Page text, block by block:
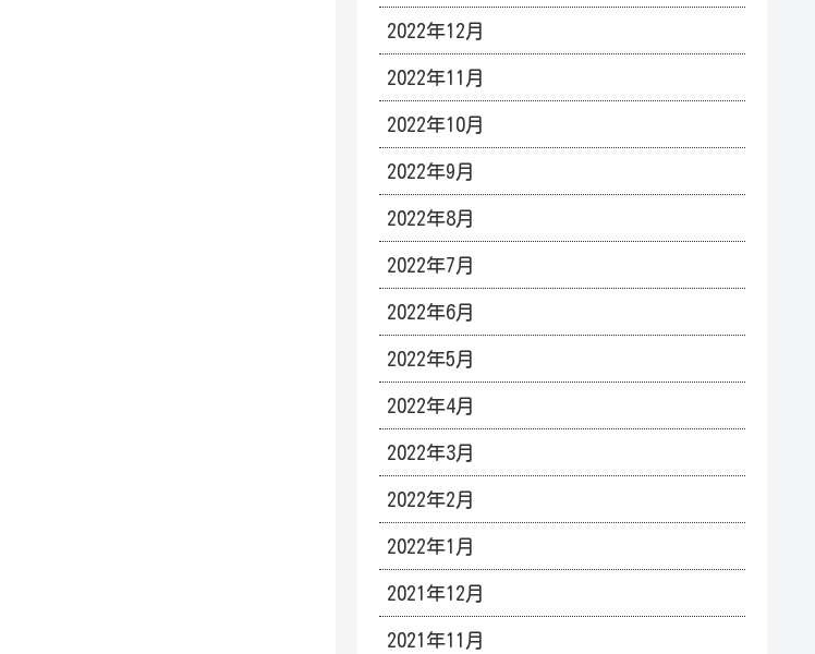
2022年12月
2022年11月
2022年10月
2022年9月
2022年8月
2022年7月
2022年6月
2022年5月
2022年4月
2022年3月
2022年2月
2022年1月
2021年12月
2021年11月